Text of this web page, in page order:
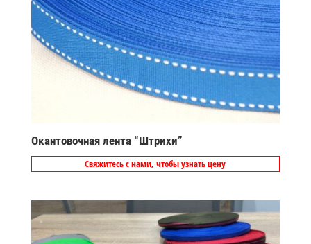
Окантовочная лента “Штрихи”
Свяжитесь с нами, чтобы узнать цену